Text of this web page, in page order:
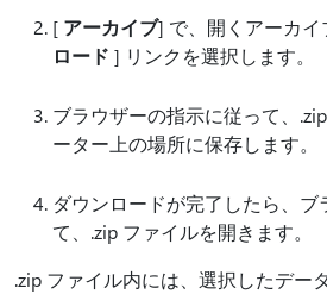
[ アーカイブ] で、開くアーカイ
ロード ] リンクを選択します。
ブラウザーの指示に従って、
ーター上の場所に保存します。
ダウンロードが完了したら、ブ
て、.zip ファイルを開きます。
.zip ファイル内には、選択したデー